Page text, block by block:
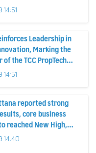
14:51
Leadership in
Marking the
the TCC PropTech
14:51
reported strong
core business
reached New High,
across all
advancing future
14:40